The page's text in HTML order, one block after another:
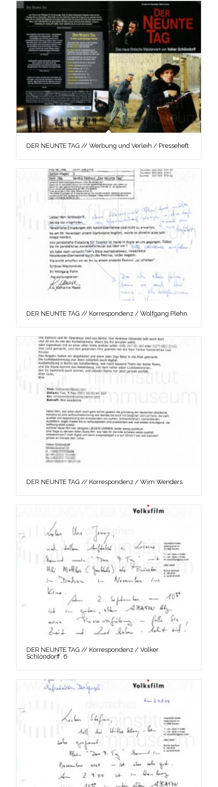
DER NEUNTE TAG // Werbung und Verleih / Presseheft
DER NEUNTE TAG // Korrespondenz / Wolfgang Plehn
DER NEUNTE TAG // Korrespondenz / Wim Wenders
DER NEUNTE TAG // Korrespondenz / Volker
Schlöndorff, 6